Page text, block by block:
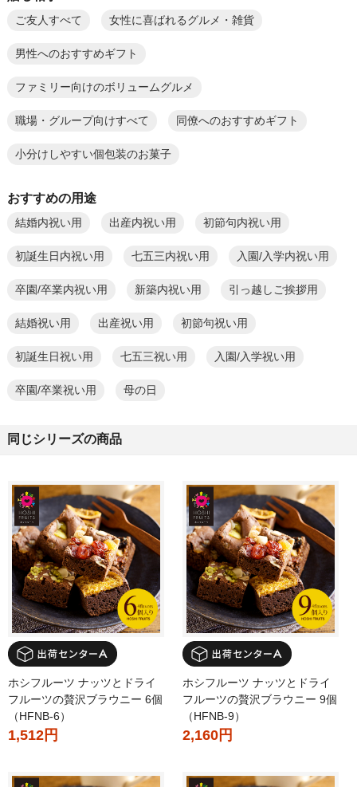
ご友人すべて 女性に喜ばれるグルメ・雑貨
男性へのおすすめギフト
ファミリー向けのボリュームグルメ
職場・グループ向けすべて 同僚へのおすすめギフト
小分けしやすい個包装のお菓子
おすすめの用途
結婚内祝い用 出産内祝い用 初節句内祝い用
初誕生日内祝い用 七五三内祝い用 入園/入学内祝い用
卒園/卒業内祝い用 新築内祝い用 引っ越しご挨拶用
結婚祝い用 出産祝い用 初節句祝い用
初誕生日祝い用 七五三祝い用 入園/入学祝い用
卒園/卒業祝い用 母の日
同じシリーズの商品
ホシフルーツ ナッツとドライ
フルーツの贅沢ブラウニー 6個
（HFNB-6）
1,512円
ホシフルーツ ナッツとドライ
フルーツの贅沢ブラウニー 9個
（HFNB-9）
2,160円